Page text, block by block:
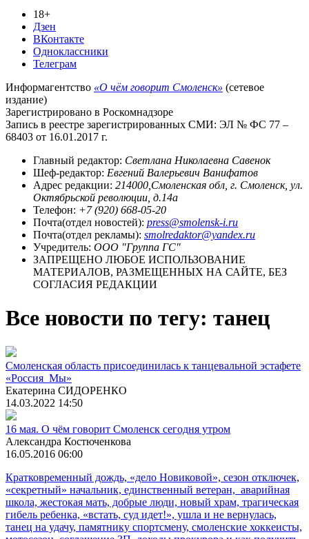
18+
Дзен
ВКонтакте
Одноклассники
Телеграм
Информагентство «О чём говорит Смоленск» (сетевое
издание)
Зарегистрировано в Роскомнадзоре
Запись в реестре зарегистрированных СМИ: ЭЛ № ФС 77 –
68403 от 16.01.2017 г.
Главный редактор: Светлана Николаевна Савенок
Шеф-редактор: Евгений Валерьевич Ванифатов
Адрес редакции: 214000,Смоленская обл, г. Смоленск, ул.
Октябрьской революции, д.14а
Телефон: +7 (920) 668-05-20
Почта(отдел новостей): press@smolensk-i.ru
Почта(отдел рекламы): smolredaktor@yandex.ru
Учредитель: ООО "Группа ГС"
ЗАПРЕЩЕНО ЛЮБОЕ ИСПОЛЬЗОВАНИЕ
МАТЕРИАЛОВ, РАЗМЕЩЕННЫХ НА САЙТЕ, БЕЗ
СОГЛАСИЯ РЕДАКЦИИ
Все новости по тегу: танец
Смоленская область присоединилась к танцевальной эстафете
«Россия_Мы»
Екатерина СИДОРЕНКО
14.03.2022 14:50
16 мая. О чём говорит Смоленск сегодня утром
Александра Костюченкова
16.05.2016 06:00
Кратковременный дождь, «дело Новиковой», сезон отключек,
«секретный» начальник, единственный ветеран, аварийная
школа, жестокая мать, добрые люди, новый храм, трагическая
гибель ребенка, «встать, суд идет!», ушла и не вернулась,
танец на удачу, памятнику спортсмену, смоленские хоккеисты,